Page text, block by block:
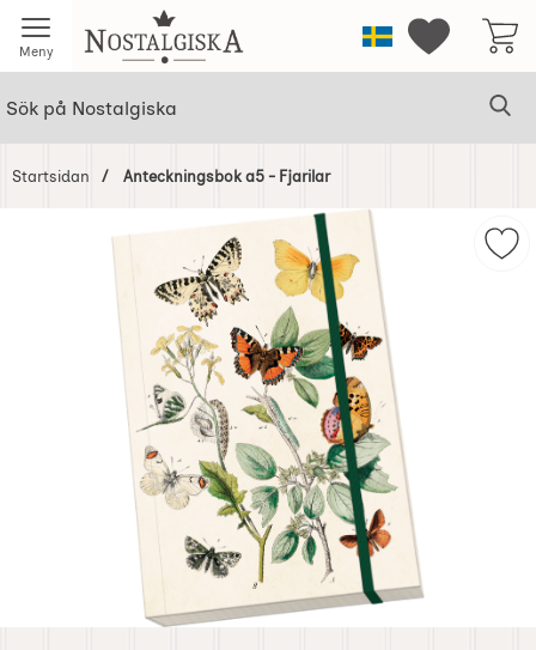
Meny Startsidan för NostalgiskaSverigeMina
Startsidan Anteckningsbok a5 - Fjarilar